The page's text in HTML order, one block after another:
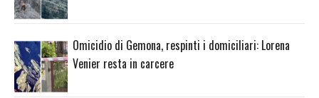
Omicidio di Gemona, respinti i domiciliari: Lorena
Venier resta in carcere